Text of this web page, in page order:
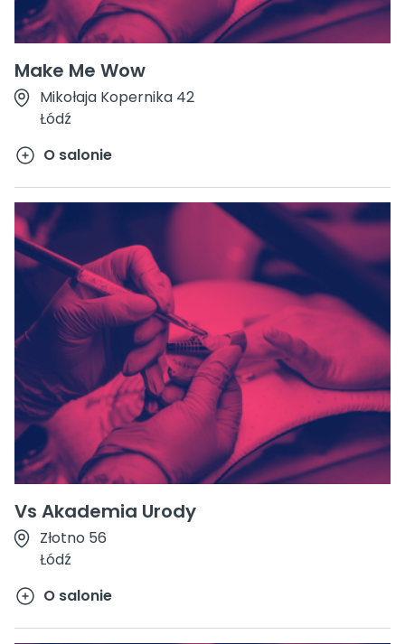
Make Me Wow
Mikołaja Kopernika 42
Łódź
O salonie
Vs Akademia Urody
Złotno 56
Łódź
O salonie